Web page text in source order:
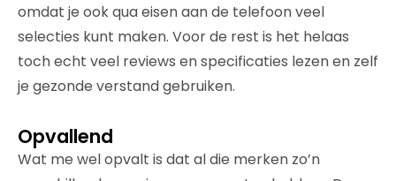
omdat je ook qua eisen aan de telefoon veel
selecties kunt maken. Voor de rest is het helaas
toch echt veel reviews en specificaties lezen en zelf
je gezonde verstand gebruiken.
Opvallend
Wat me wel opvalt is dat al die merken zo’n